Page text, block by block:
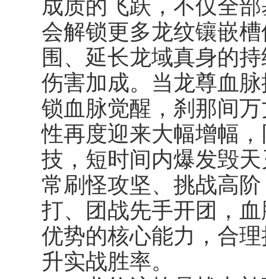
会解锁更多龙纹镶嵌
围、延长龙域真身的
伤害加成。当龙尊血
锁血脉觉醒 ，刹那间
性再度迎来大幅增幅
技，短时间内爆发毁
常刷怪攻坚、挑战高
打、团战先手开团，
优势的核心能力，合
升实战胜率。